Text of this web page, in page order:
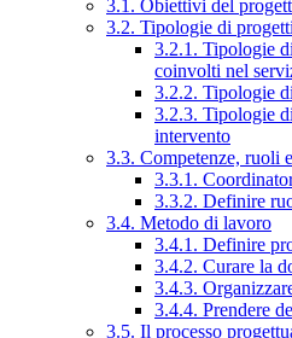
3.1. Obiettivi del
3.2. Tipologie di progetti
3.2.1. Tipologie
coinvolti nel
3.2.2. Tipologie
3.2.3. Tipologie
intervento
3.3. Competenze, ruoli
3.3.1.
3.3.2. Definire
3.4. Metodo di lavoro
3.4.1. Definire
3.4.2. Curare la
3.4.3.
3.4.4. Prendere
3.5. Il processo